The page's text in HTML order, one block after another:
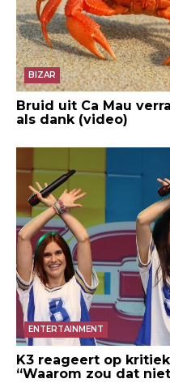
BIZAR
Bruid uit Ca Mau
als dank (video)
ENTERTAINMENT
K3 reageert op
“Waarom zou dat